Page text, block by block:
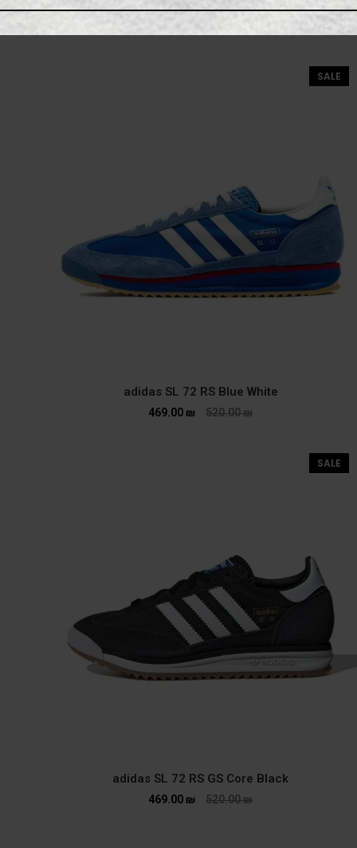
adidas SL 72 RS Active Purple Solar Slime
SALE
adidas SL 72 RS Blue White
520.00₪
469.00 ₪
SALE
adidas SL 72 RS GS Core Black
520.00₪
469.00 ₪